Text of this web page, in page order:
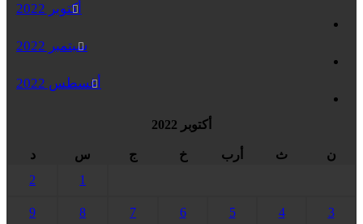
أكتوبر 2022
سبتمبر 2022
أغسطس 2022
أكتوبر 2022
ن ث أرب خ ج س
د
1
2
3
4
5
6
7
8
9